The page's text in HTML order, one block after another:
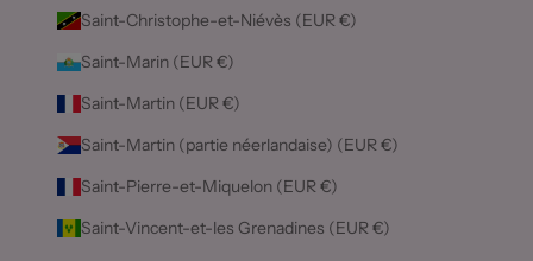
Saint-Christophe-et-Niévès (EUR €)
Saint-Marin (EUR €)
Saint-Martin (EUR €)
Saint-Martin (partie néerlandaise) (EUR €)
Saint-Pierre-et-Miquelon (EUR €)
Saint-Vincent-et-les Grenadines (EUR €)